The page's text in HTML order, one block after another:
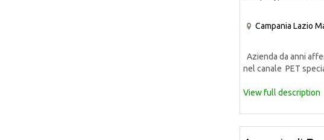
Campania Lazio
Azienda da anni
nel canale PET
View full description